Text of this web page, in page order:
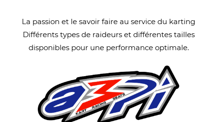
La passion et le savoir faire au service du karting
Différents types de raideurs et différentes tailles
disponibles pour une performance optimale.